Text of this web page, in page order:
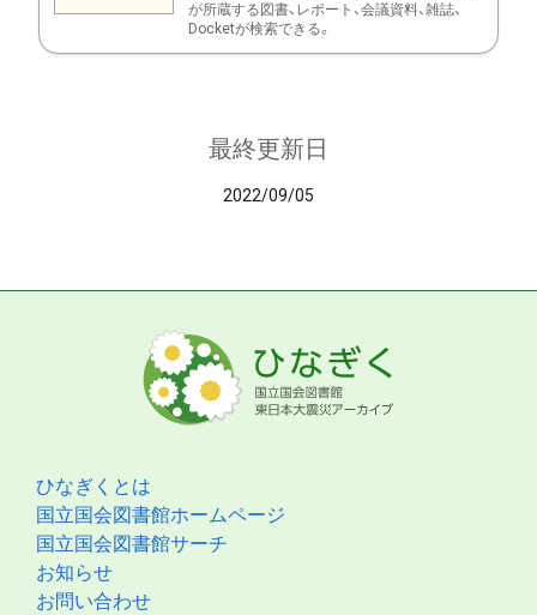
が所蔵する図書、レポート、会議資料、雑誌、
Docketが検索できる。
最終更新日
2022/09/05
ひなぎくとは
国立国会図書館ホームページ
国立国会図書館サーチ
お知らせ
お問い合わせ